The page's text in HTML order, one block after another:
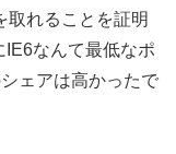
取れることを証明
IE6なんて最低なポ
ェアは高かったで